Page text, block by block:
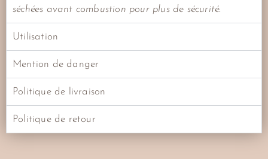
séchées avant combustion pour plus de sécurité.
Utilisation
Mention de danger
Politique de livraison
Politique de retour